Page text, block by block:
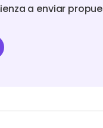
a enviar